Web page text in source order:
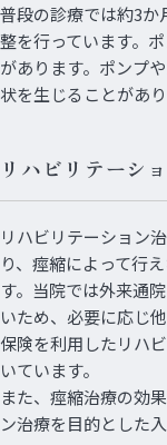
普段の診療では約3か
整を行っています。
があります。ポンプ
状を生じることがあり
リハビリテーシ
リハビリテーション
り、痙縮によって行
す。当院では外来通
いため、必要に応じ
保険を利用したリハ
いています。
また、痙縮治療の効
ン治療を目的とした